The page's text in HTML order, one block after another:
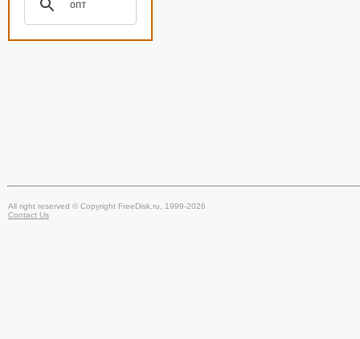
All right reserved © Copyright FreeDisk.ru, 1999-2026
Contact Us